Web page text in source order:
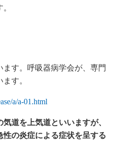
す。呼吸器病学会が、専門
す。
a/a-01.html
道を上気道といいますが、
の炎症による症状を呈する